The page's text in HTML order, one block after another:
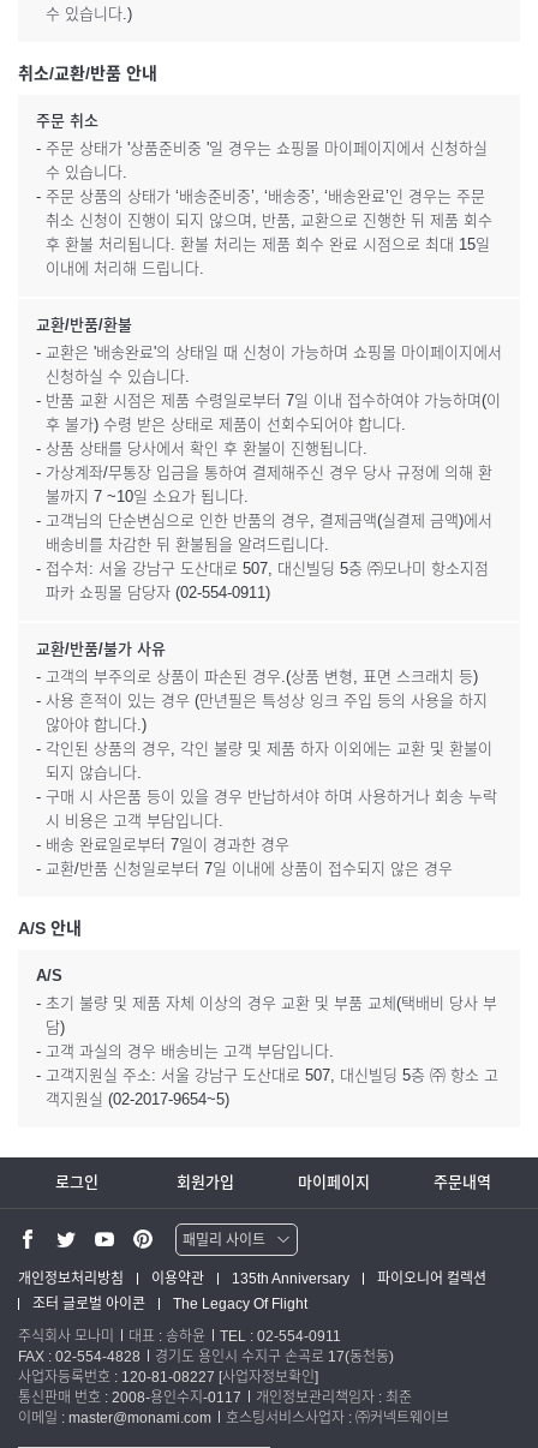
수 있습니다.)
취소/교환/반품 안내
주문 취소
- 주문 상태가 '상품준비중 '일 경우는 쇼핑몰 마이페이지에서 신청하실
수 있습니다.
- 주문 상품의 상태가 ‘배송준비중’, ‘배송중’, ‘배송완료’인 경우는 주문
취소 신청이 진행이 되지 않으며, 반품, 교환으로 진행한 뒤 제품 회수
후 환불 처리됩니다. 환불 처리는 제품 회수 완료 시점으로 최대 15일
이내에 처리해 드립니다.
교환/반품/환불
- 교환은 '배송완료'의 상태일 때 신청이 가능하며 쇼핑몰 마이페이지에서
신청하실 수 있습니다.
- 반품 교환 시점은 제품 수령일로부터 7일 이내 접수하여야 가능하며(이
후 불가) 수령 받은 상태로 제품이 선회수되어야 합니다.
- 상품 상태를 당사에서 확인 후 환불이 진행됩니다.
- 가상계좌/무통장 입금을 통하여 결제해주신 경우 당사 규정에 의해 환
불까지 7 ~10일 소요가 됩니다.
- 고객님의 단순변심으로 인한 반품의 경우, 결제금액(실결제 금액)에서
배송비를 차감한 뒤 환불됨을 알려드립니다.
- 접수처: 서울 강남구 도산대로 507, 대신빌딩 5층 ㈜모나미 항소지점
파카 쇼핑몰 담당자 (02-554-0911)
교환/반품/불가 사유
- 고객의 부주의로 상품이 파손된 경우.(상품 변형, 표면 스크래치 등)
- 사용 흔적이 있는 경우 (만년필은 특성상 잉크 주입 등의 사용을 하지
않아야 합니다.)
- 각인된 상품의 경우, 각인 불량 및 제품 하자 이외에는 교환 및 환불이
되지 않습니다.
- 구매 시 사은품 등이 있을 경우 반납하셔야 하며 사용하거나 회송 누락
시 비용은 고객 부담입니다.
- 배송 완료일로부터 7일이 경과한 경우
- 교환/반품 신청일로부터 7일 이내에 상품이 접수되지 않은 경우
A/S 안내
A/S
- 초기 불량 및 제품 자체 이상의 경우 교환 및 부품 교체(택배비 당사 부
담)
- 고객 과실의 경우 배송비는 고객 부담입니다.
- 고객지원실 주소: 서울 강남구 도산대로 507, 대신빌딩 5층 ㈜ 항소 고
객지원실 (02-2017-9654~5)
로그인 회원가입 마이페이지 주문내역
패밀리 사이트
워터맨 쇼핑몰
파카 글로벌
개인정보처리방침 이용약관 135th Anniversary
파이오니어 컬렉션
조터 글로벌 아이콘
The Legacy Of Flight
주식회사 모나미
대표 : 송하윤
TEL : 02-554-0911
FAX : 02-554-4828
경기도 용인시 수지구 손곡로 17(동천동)
사업자등록번호 : 120-81-08227 [사업자정보확인]
통신판매 번호 : 2008-용인수지-0117
개인정보관리책임자 : 최준
이메일 : master@monami.com
호스팅서비스사업자 : ㈜커넥트웨이브